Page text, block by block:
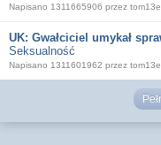
Napisano 1311665906 przez
UK: Gwałciciel umykał
Seksualność
Napisano 1311601962 przez